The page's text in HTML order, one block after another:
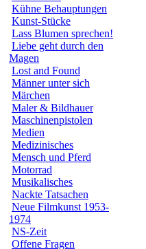
Kühne Behauptungen
Kunst-Stücke
Lass Blumen sprechen!
Liebe geht durch den
Magen
Lost and Found
Männer unter sich
Märchen
Maler & Bildhauer
Maschinenpistolen
Medien
Medizinisches
Mensch und Pferd
Motorrad
Musikalisches
Nackte Tatsachen
Neue Filmkunst 1953-
1974
NS-Zeit
Offene Fragen